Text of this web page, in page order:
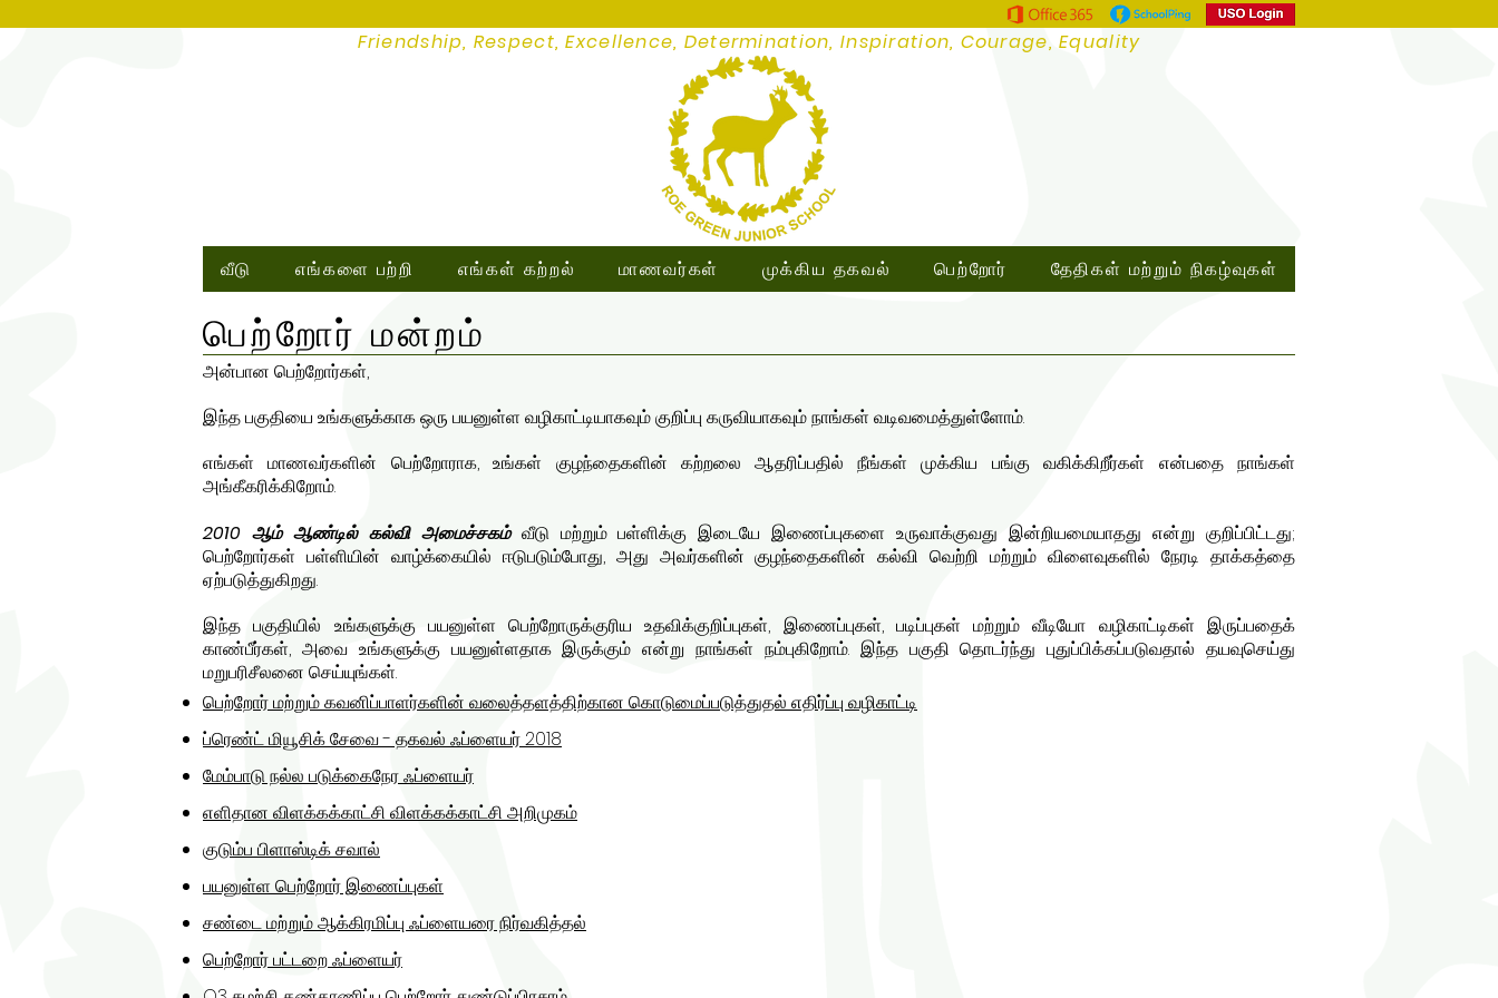
Friendship, Respect, Excellence, Determination, Inspiration, Courage, Equality
வீடு எங்களை பற்றி எங்கள் கற்றல் மாணவர்கள் முக்கிய தகவல் பெற்றோர் தேதிகள் மற்றும் நிகழ்வுகள்
பெற்றோர் மன்றம்
அன்பான பெற்றோர்கள்,
இந்த பகுதியை உங்களுக்காக ஒரு பயனுள்ள வழிகாட்டியாகவும் குறிப்பு கருவியாகவும் நாங்கள் வடிவமைத்துள்ளோம்.
எங்கள் மாணவர்களின் பெற்றோராக, உங்கள் குழந்தைகளின் கற்றலை ஆதரிப்பதில் நீங்கள் முக்கிய பங்கு வகிக்கிறீர்கள் என்பதை நாங்கள்
அங்கீகரிக்கிறோம்.
2010 ஆம் ஆண்டில் கல்வி அமைச்சகம் வீடு மற்றும் பள்ளிக்கு இடையே இணைப்புகளை உருவாக்குவது இன்றியமையாதது என்று குறிப்பிட்டது;
பெற்றோர்கள் பள்ளியின் வாழ்க்கையில் ஈடுபடும்போது, ​​அது அவர்களின் குழந்தைகளின் கல்வி வெற்றி மற்றும் விளைவுகளில் நேரடி தாக்கத்தை
ஏற்படுத்துகிறது.
இந்த பகுதியில் உங்களுக்கு பயனுள்ள பெற்றோருக்குரிய உதவிக்குறிப்புகள், இணைப்புகள், படிப்புகள் மற்றும் வீடியோ வழிகாட்டிகள் இருப்பதைக்
காண்பீர்கள், அவை உங்களுக்கு பயனுள்ளதாக இருக்கும் என்று நாங்கள் நம்புகிறோம். இந்த பகுதி தொடர்ந்து புதுப்பிக்கப்படுவதால் தயவுசெய்து
மறுபரிசீலனை செய்யுங்கள்.
பெற்றோர் மற்றும் கவனிப்பாளர்களின் வலைத்தளத்திற்கான கொடுமைப்படுத்துதல் எதிர்ப்பு வழிகாட்டி
ப்ரெண்ட் மியூசிக் சேவை - தகவல் ஃப்ளையர் 2018
மேம்பாடு நல்ல படுக்கைநேர ஃப்ளையர்
எளிதான விளக்கக்காட்சி விளக்கக்காட்சி அறிமுகம்
குடும்ப பிளாஸ்டிக் சவால்
பயனுள்ள பெற்றோர் இணைப்புகள்
சண்டை மற்றும் ஆக்கிரமிப்பு ஃப்ளையரை நிர்வகித்தல்
பெற்றோர் பட்டறை ஃப்ளையர்